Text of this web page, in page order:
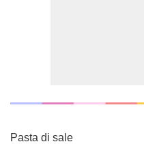
Pasta di sale